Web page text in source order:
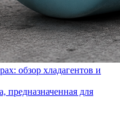
обзор хладагентов и
предназначенная для